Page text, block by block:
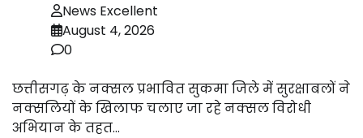
News Excellent
August 4, 2026
0
छत्तीसगढ़ के नक्सल प्रभावित सुकमा जिले में सुरक्षाबलों ने
नक्सलियों के खिलाफ चलाए जा रहे नक्सल विरोधी
अभियान के तहत…